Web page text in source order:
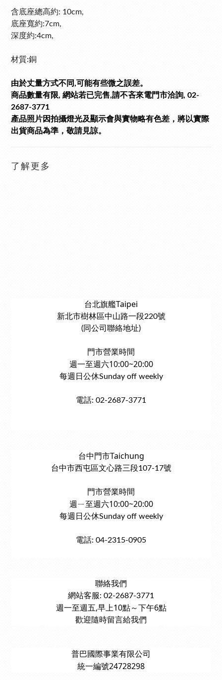
含底座總高約: 10cm,
底座寬約:7cm,
深度約:4cm,
材質:銅
由於丈量方式不同,可能有些微之誤差。
商品數量有限, 網站若已完售,請不吝來電門市洽詢, 02-
2687-3771
產品照片因拍攝燈光及顯示會與實物略有色差，將以實際
出貨商品為準，敬請見諒。
了解更多
台北旗艦Taipei
新北市樹林區中山路一段220號
(同公司聯絡地址)
門市營業時間
週一至週六10:00~20:00
每週日公休Sunday off weekly
電話: 02-2687-3771
台中門市Taichung
台中市西屯區文心路三段107-17號
門市營業時間
週ㄧ至週六10:00~20:00
每週日公休Sunday off weekly
電話: 04-2315-0905
聯絡我們
網站客服: 02-2687-3771
週一至週五,早上10點～下午6點
歡迎隨時留言給我們
普巴國際事業有限公司
統一編號24728298